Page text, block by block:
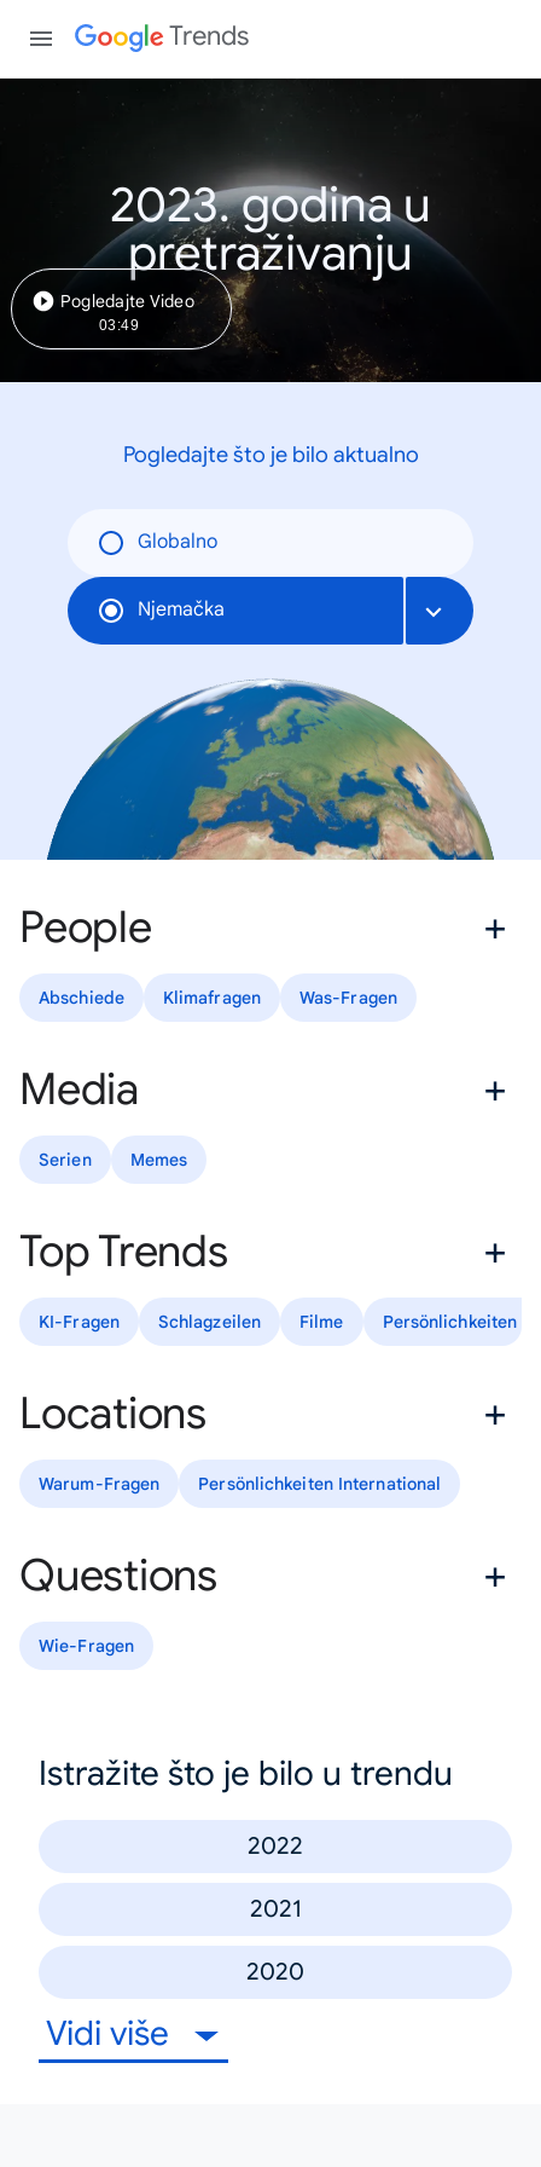
Trends
2023. godina u
pretraživanju
Pogledajte Video
03:49
Pogledajte što je bilo aktualno
Globalno
Njemačka
People
Abschiede Klimafragen Was-Fragen
Media
Serien Memes
Top Trends
KI-Fragen Schlagzeilen Filme Persönlichkeiten
Locations
Warum-Fragen Persönlichkeiten International
Questions
Wie-Fragen
Istražite što je bilo u trendu
2022
2021
2020
Vidi više